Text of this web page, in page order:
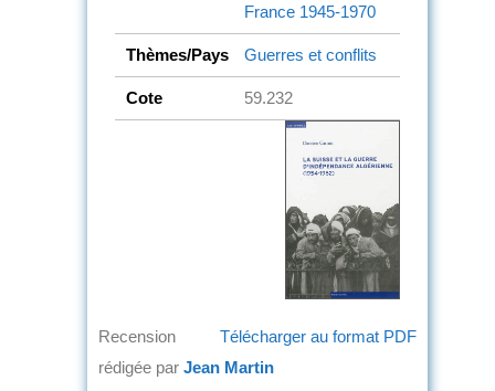
France 1945-1970
Thèmes/Pays Guerres et conflits
Cote 59.232
Télécharger au format PDF
Recension
rédigée par Jean Martin